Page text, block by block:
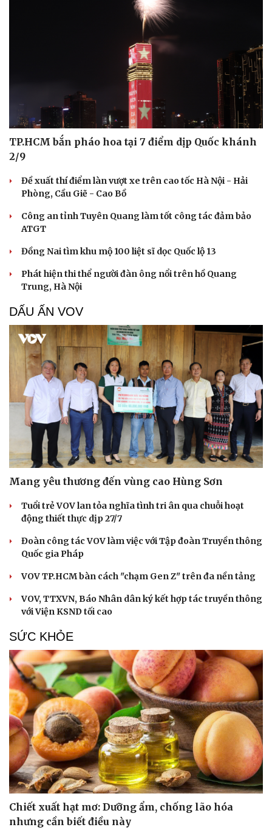
TP.HCM bắn pháo hoa tại 7 điểm dịp Quốc khánh
2/9
Đề xuất thí điểm làn vượt xe trên cao tốc Hà Nội - Hải
Phòng, Cầu Giẽ - Cao Bồ
Công an tỉnh Tuyên Quang làm tốt công tác đảm bảo
ATGT
Đồng Nai tìm khu mộ 100 liệt sĩ dọc Quốc lộ 13
Phát hiện thi thể người đàn ông nổi trên hồ Quang
Trung, Hà Nội
DẤU ẤN VOV
Mang yêu thương đến vùng cao Hùng Sơn
Tuổi trẻ VOV lan tỏa nghĩa tình tri ân qua chuỗi hoạt
động thiết thực dịp 27/7
Đoàn công tác VOV làm việc với Tập đoàn Truyền thông
Quốc gia Pháp
VOV TP.HCM bàn cách "chạm Gen Z" trên đa nền tảng
VOV, TTXVN, Báo Nhân dân ký kết hợp tác truyền thông
với Viện KSND tối cao
SỨC KHỎE
Chiết xuất hạt mơ: Dưỡng ẩm, chống lão hóa
nhưng cần biết điều này